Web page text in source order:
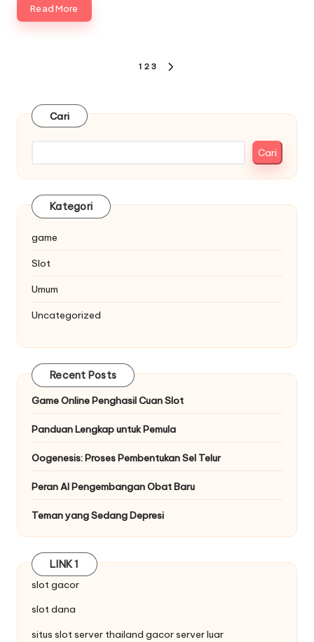
Read More
1 2 3
Cari
Cari
Kategori
game
Slot
Umum
Uncategorized
Recent Posts
Game Online Penghasil Cuan Slot
Panduan Lengkap untuk Pemula
Oogenesis: Proses Pembentukan Sel Telur
Peran AI Pengembangan Obat Baru
Teman yang Sedang Depresi
LINK 1
slot gacor
slot dana
situs slot server thailand gacor server luar